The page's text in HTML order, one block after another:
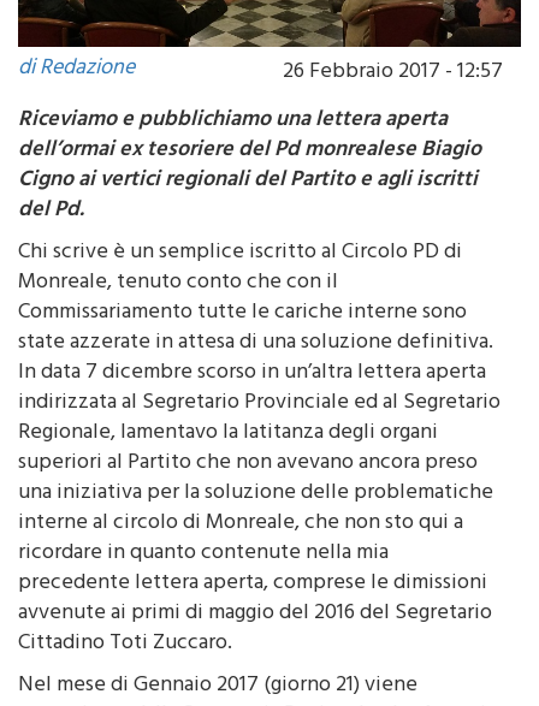
di Redazione
26 Febbraio 2017 - 12:57
Riceviamo e pubblichiamo una lettera aperta
dell’ormai ex tesoriere del Pd monrealese Biagio
Cigno ai vertici regionali del Partito e agli iscritti
del Pd.
Chi scrive è un semplice iscritto al Circolo PD di
Monreale, tenuto conto che con il
Commissariamento tutte le cariche interne sono
state azzerate in attesa di una soluzione definitiva.
In data 7 dicembre scorso in un’altra lettera aperta
indirizzata al Segretario Provinciale ed al Segretario
Regionale, lamentavo la latitanza degli organi
superiori al Partito che non avevano ancora preso
una iniziativa per la soluzione delle problematiche
interne al circolo di Monreale, che non sto qui a
ricordare in quanto contenute nella mia
precedente lettera aperta, comprese le dimissioni
avvenute ai primi di maggio del 2016 del Segretario
Cittadino Toti Zuccaro.